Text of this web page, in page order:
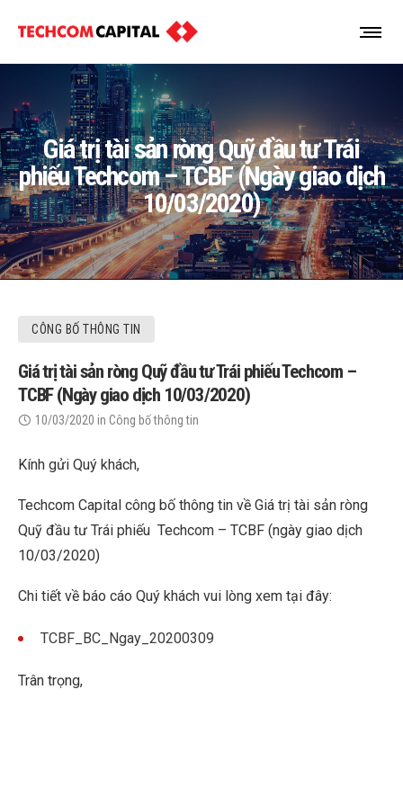
Giá trị tài sản ròng Quỹ đầu tư Trái
phiếu Techcom – TCBF (Ngày giao dịch
10/03/2020)
CÔNG BỐ THÔNG TIN
Giá trị tài sản ròng Quỹ đầu tư Trái phiếu Techcom –
TCBF (Ngày giao dịch 10/03/2020)
10/03/2020 in Công bố thông tin
Kính gửi Quý khách,
Techcom Capital công bố thông tin về Giá trị tài sản ròng
Quỹ đầu tư Trái phiếu Techcom – TCBF (ngày giao dịch
10/03/2020)
Chi tiết về báo cáo Quý khách vui lòng xem tại đây:
TCBF_BC_Ngay_20200309
Trân trọng,